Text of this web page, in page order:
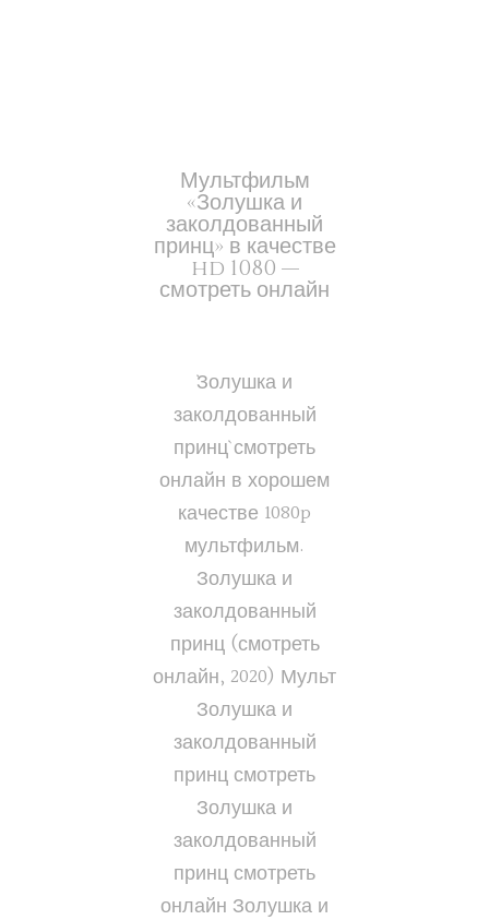
Мультфильм
«Золушка и
заколдованный
принц» в качестве
hd 1080 —
смотреть онлайн
`Золушка и
заколдованный
принц` смотреть
онлайн в хорошем
качестве 1080p
мультфильм.
Золушка и
заколдованный
принц (смотреть
онлайн, 2020) Мульт
Золушка и
заколдованный
принц смотреть
Золушка и
заколдованный
принц смотреть
онлайн Золушка и